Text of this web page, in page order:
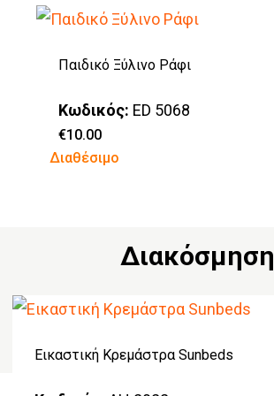
σελίδα
προϊόντος
Παιδικό Ξύλινο Ράφι
Κωδικός: ED 5068
€10.00
Διαθέσιμο
Διακόσμηση
Εικαστική Κρεμάστρα Sunbeds